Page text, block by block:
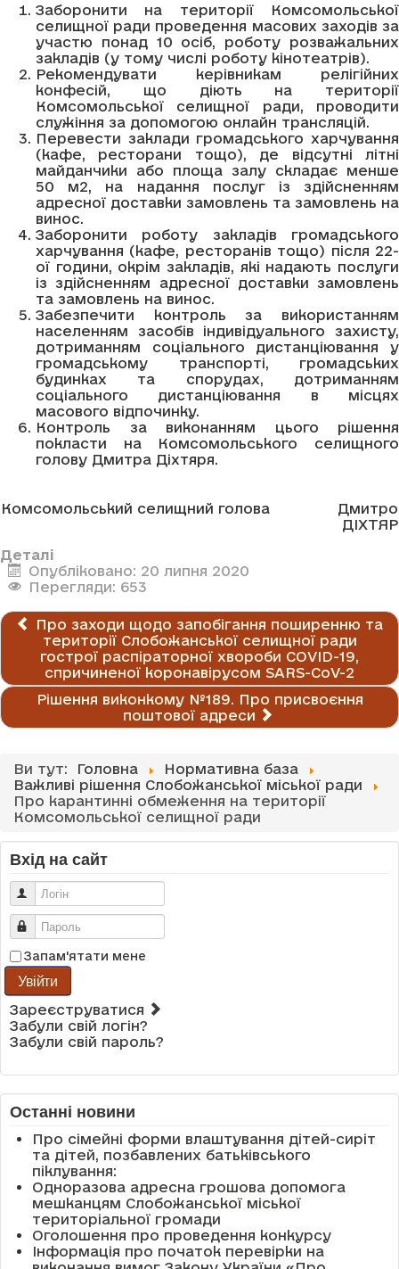
Заборонити на території Комсомольської
селищної ради проведення масових заходів за
участю понад 10 осіб, роботу розважальних
закладів (у тому числі роботу кінотеатрів).
Рекомендувати керівникам релігійних
конфесій, що діють на території
Комсомольської селищної ради, проводити
служіння за допомогою онлайн трансляцій.
Перевести заклади громадського харчування
(кафе, ресторани тощо), де відсутні літні
майданчики або площа залу складає менше
50 м2, на надання послуг із здійсненням
адресної доставки замовлень та замовлень на
винос.
Заборонити роботу закладів громадського
харчування (кафе, ресторанів тощо) після 22-
ої години, окрім закладів, які надають послуги
із здійсненням адресної доставки замовлень
та замовлень на винос.
Забезпечити контроль за використанням
населенням засобів індивідуального захисту,
дотриманням соціального дистанціювання у
громадському транспорті, громадських
будинках та спорудах, дотриманням
соціального дистанціювання в місцях
масового відпочинку.
Контроль за виконанням цього рішення
покласти на Комсомольського селищного
голову Дмитра Діхтяря.
Комсомольський селищний голова
Дмитро
ДІХТЯР
Деталі
Опубліковано: 20 липня 2020
Перегляди: 653
Про заходи щодо запобігання поширенню та
території Слобожанської селищної ради
гострої распіраторної хвороби COVID-19,
спричиненої коронавірусом SARS-CoV-2
Рішення виконкому №189. Про присвоєння
поштової адреси
Ви тут: Головна
Нормативна база
Важливі рішення Слобожанської міської ради
Про карантинні обмеження на території
Комсомольської селищної ради
Вхід на сайт
Логін
Пароль
Запам'ятати мене
Увійти
Зареєструватися
Забули свій логін?
Забули свій пароль?
Останні новини
Про сімейні форми влаштування дітей-сиріт
та дітей, позбавлених батьківського
піклування:
Одноразова адресна грошова допомога
мешканцям Слобожанської міської
територіальної громади
Оголошення про проведення конкурсу
Інформація про початок перевірки на